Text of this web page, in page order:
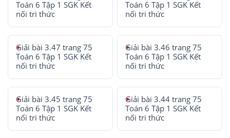
Toán 6 Tập 1 SGK Kết
nối tri thức
Toán 6 Tập 1 SGK Kết
nối tri thức
Giải bài 3.47 trang 75
Toán 6 Tập 1 SGK Kết
nối tri thức
Giải bài 3.46 trang 75
Toán 6 Tập 1 SGK Kết
nối tri thức
Giải bài 3.45 trang 75
Toán 6 Tập 1 SGK Kết
nối tri thức
Giải bài 3.44 trang 75
Toán 6 Tập 1 SGK Kết
nối tri thức